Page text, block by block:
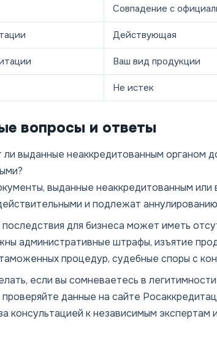
Совпадение с
Действующая
Ваш вид продукции
Не истек
вопросы и ответы
ли выданные неаккредитованным органом
выданные неаккредитованным
и подлежат
последствия для бизнеса может иметь
административные штрафы, изъятие
процедур, судебные споры с
если вы сомневаетесь в легитимности
проверяйте данные на сайте
консультацией к независимым экспертам